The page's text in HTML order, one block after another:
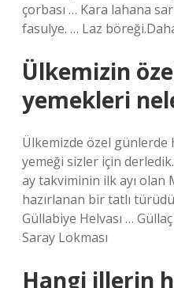
çorbası … Kara lahana
fasulye. … Laz
Ülkemizin
yemekleri
Ülkemizde özel günlerde
yemeği sizler için
ay takviminin ilk ayı olan
hazırlanan bir tatlı
Güllabiye Helvası …
Saray Lokması
Hangi illerin